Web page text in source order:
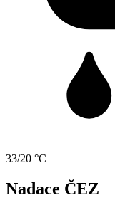
33/20 °C
Nadace ČEZ